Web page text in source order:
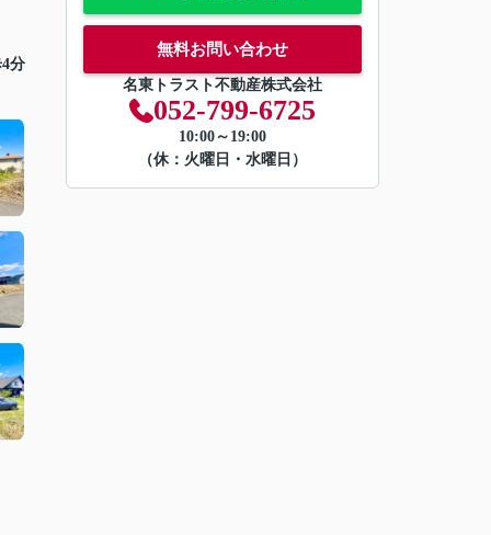
分
無料お問い合わせ
名東トラスト不動産株式会社
052-799-6725
10:00～19:00
（休：火曜日・水曜日）